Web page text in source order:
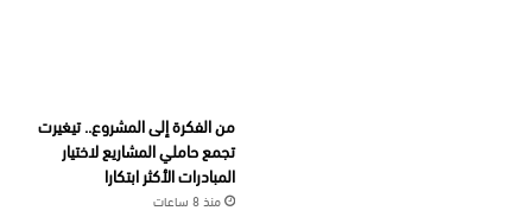
من الفكرة إلى المشروع.. تيغيرت
تجمع حاملي المشاريع لاختيار
المبادرات الأكثر ابتكارا
منذ 8 ساعات